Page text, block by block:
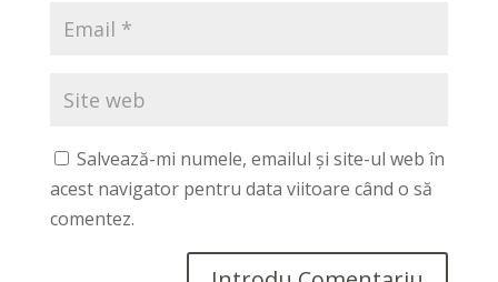
Salvează-mi numele, emailul și site-ul web în
acest navigator pentru data viitoare când o să
comentez.